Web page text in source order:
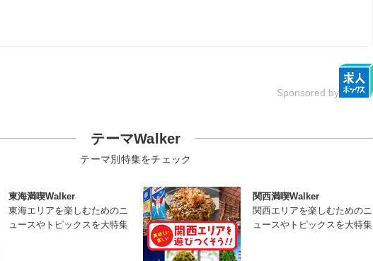
Sponsored by
テーマWalker
テーマ別特集をチェック
東海満喫Walker
東海エリアを楽しむためのニ
ュースやトピックスを大特集
関西満喫Walker
関西エリアを楽しむためのニ
ュースやトピックスを大特集